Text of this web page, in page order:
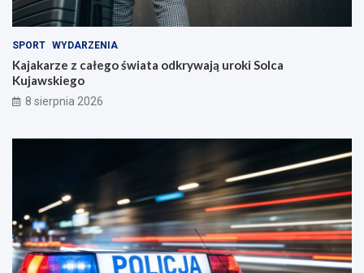
SPORT WYDARZENIA
Kajakarze z całego świata odkrywają uroki Solca
Kujawskiego
8 sierpnia 2026